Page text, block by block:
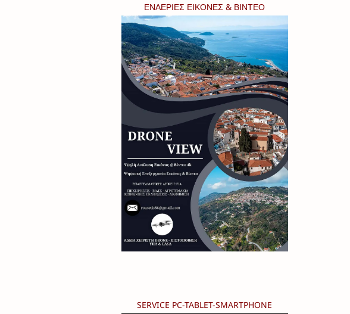
ΕΝΑΕΡΙΕΣ ΕΙΚΟΝΕΣ & ΒΙΝΤΕΟ
SERVICE PC-TABLET-SMARTPHONE